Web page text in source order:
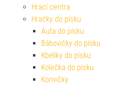
Hrací centra
Hračky do písku
Auta do písku
Bábovičky do písku
Kbelíky do písku
Kolečka do písku
Konvičky